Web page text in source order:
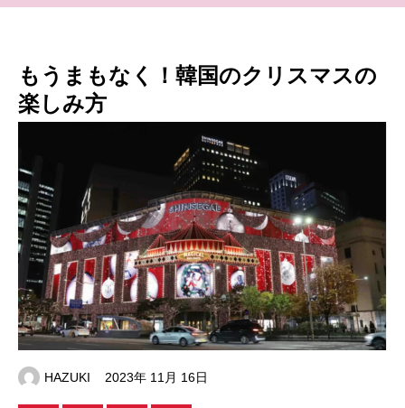
もうまもなく！韓国のクリスマスの
楽しみ方
HAZUKI 2023年 11月 16日